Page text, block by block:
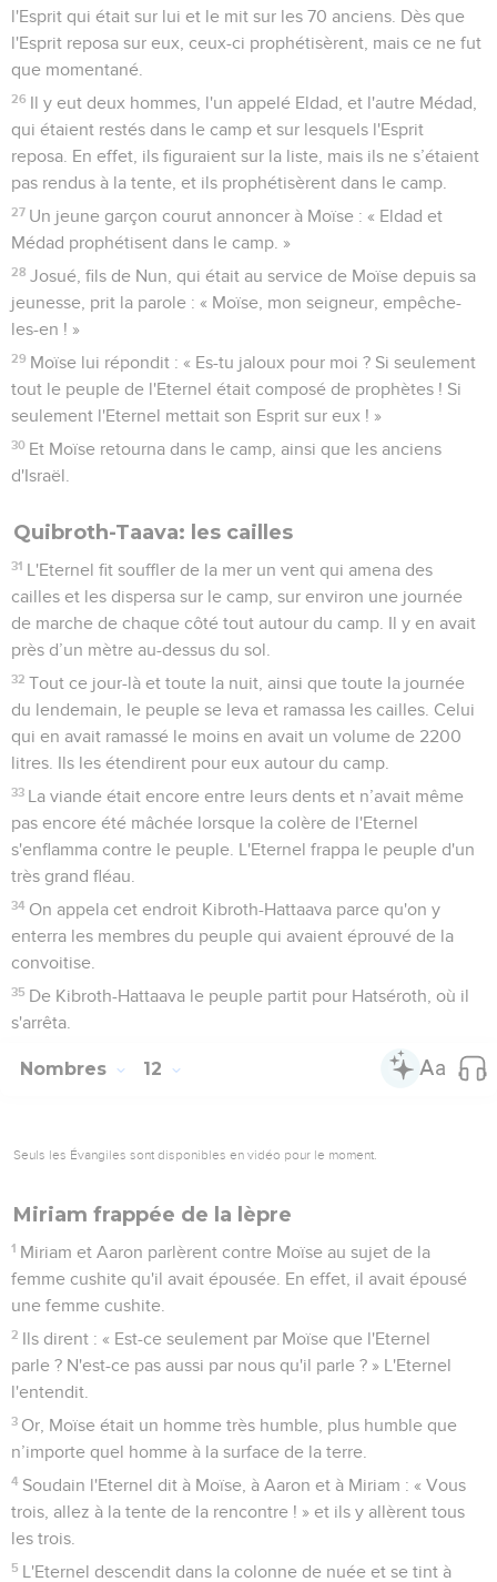
l'Esprit qui était sur lui et le mit sur les 70 anciens. Dès que
l'Esprit reposa sur eux, ceux-ci prophétisèrent, mais ce ne fut
que momentané.
26 Il y eut deux hommes, l'un appelé Eldad, et l'autre Médad,
qui étaient restés dans le camp et sur lesquels l'Esprit
reposa. En effet, ils figuraient sur la liste, mais ils ne s’étaient
pas rendus à la tente, et ils prophétisèrent dans le camp.
27 Un jeune garçon courut annoncer à Moïse : « Eldad et
Médad prophétisent dans le camp. »
28 Josué, fils de Nun, qui était au service de Moïse depuis sa
jeunesse, prit la parole : « Moïse, mon seigneur, empêche-
les-en ! »
29 Moïse lui répondit : « Es-tu jaloux pour moi ? Si seulement
tout le peuple de l'Eternel était composé de prophètes ! Si
seulement l'Eternel mettait son Esprit sur eux ! »
30 Et Moïse retourna dans le camp, ainsi que les anciens
d'Israël.
Quibroth-Taava: les cailles
31 L'Eternel fit souffler de la mer un vent qui amena des
cailles et les dispersa sur le camp, sur environ une journée
de marche de chaque côté tout autour du camp. Il y en avait
près d’un mètre au-dessus du sol.
32 Tout ce jour-là et toute la nuit, ainsi que toute la journée
du lendemain, le peuple se leva et ramassa les cailles. Celui
qui en avait ramassé le moins en avait un volume de 2200
litres. Ils les étendirent pour eux autour du camp.
33 La viande était encore entre leurs dents et n’avait même
pas encore été mâchée lorsque la colère de l'Eternel
s'enflamma contre le peuple. L'Eternel frappa le peuple d'un
très grand fléau.
34 On appela cet endroit Kibroth-Hattaava parce qu'on y
enterra les membres du peuple qui avaient éprouvé de la
convoitise.
35 De Kibroth-Hattaava le peuple partit pour Hatséroth, où il
s'arrêta.
Nombres 12
Seuls les Évangiles sont disponibles en vidéo pour le moment.
Miriam frappée de la lèpre
1 Miriam et Aaron parlèrent contre Moïse au sujet de la
femme cushite qu'il avait épousée. En effet, il avait épousé
une femme cushite.
2 Ils dirent : « Est-ce seulement par Moïse que l'Eternel
parle ? N'est-ce pas aussi par nous qu'il parle ? » L'Eternel
l'entendit.
3 Or, Moïse était un homme très humble, plus humble que
n’importe quel homme à la surface de la terre.
4 Soudain l'Eternel dit à Moïse, à Aaron et à Miriam : « Vous
trois, allez à la tente de la rencontre ! » et ils y allèrent tous
les trois.
5 L'Eternel descendit dans la colonne de nuée et se tint à